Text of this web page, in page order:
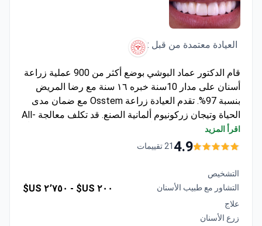
العيادة معتمدة من قبل :
قام الدكتور عماد البوشي بوضع أكثر من 900 عملية زراعة
أسنان على مدار 10سنة خبره ١٦ سنة مع رضا المريض
بنسبة 97%. تقدم العيادة زراعة Osstem مع ضمان مدى
الحياة وتيجان زركونيوم ألمانية الصنع. قد تكلف معالجة All-
إسطنبول ويتخصص في تقنيات الزراعة المتقدمة.
اقرأ المزيد
4.921 تقييمات
التشخيص
التشاور مع طبيب الأسنان
٢٠٠ US$ - ٢٬٧٥٠ US$
علاج
زرع الأسنان